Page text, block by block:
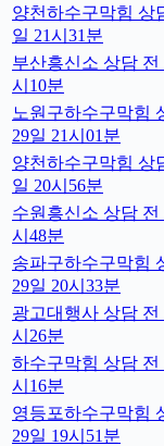
양천하수구막힘 상
일 21시31분
부산흥신소 상담 전
시10분
노원구하수구막힘
29일 21시01분
양천하수구막힘 상
일 20시56분
수원흥신소 상담 전
시48분
송파구하수구막힘
29일 20시33분
광고대행사 상담 전
시26분
하수구막힘 상담 전
시16분
영등포하수구막힘
29일 19시51분